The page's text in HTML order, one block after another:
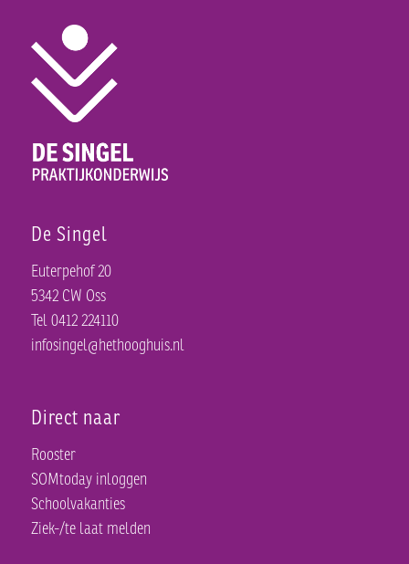
De Singel
Euterpehof 20
5342 CW Oss
Tel 0412 224110
infosingel@hethooghuis.nl
Direct naar
Rooster
SOMtoday inloggen
Schoolvakanties
Ziek-/te laat melden